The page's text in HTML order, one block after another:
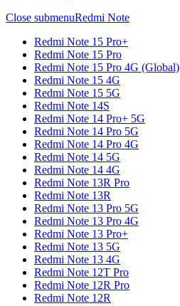
Close submenuRedmi Note
Redmi Note 15 Pro+
Redmi Note 15 Pro
Redmi Note 15 Pro 4G (Global)
Redmi Note 15 4G
Redmi Note 15 5G
Redmi Note 14S
Redmi Note 14 Pro+ 5G
Redmi Note 14 Pro 5G
Redmi Note 14 Pro 4G
Redmi Note 14 5G
Redmi Note 14 4G
Redmi Note 13R Pro
Redmi Note 13R
Redmi Note 13 Pro 5G
Redmi Note 13 Pro 4G
Redmi Note 13 Pro+
Redmi Note 13 5G
Redmi Note 13 4G
Redmi Note 12T Pro
Redmi Note 12R Pro
Redmi Note 12R